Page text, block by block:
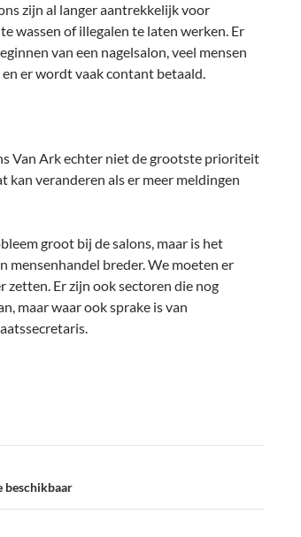
zijn al langer aantrekkelijk voor
wassen of illegalen te laten werken. Er
van een nagelsalon, veel mensen
er wordt vaak contant betaald.
Van Ark echter niet de grootste prioriteit
kan veranderen als er meer meldingen
groot bij de salons, maar is het
mensenhandel breder. We moeten er
zetten. Er zijn ook sectoren die nog
maar waar ook sprake is van
beschikbaar